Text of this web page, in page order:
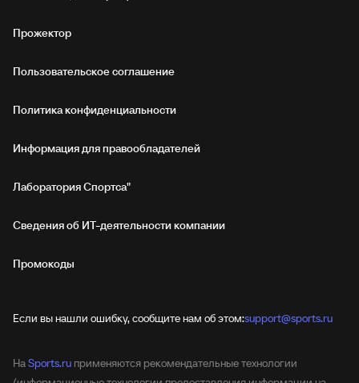
Прожектор
Пользовательское соглашение
Политика конфиденциальности
Информация для правообладателей
Лаборатория Спортса"
Сведения об ИТ‑деятельности компании
Промокоды
Если вы нашли ошибку, сообщите нам об этом:support@sports.ru
НаSports.ru применяются рекомендательные технологии